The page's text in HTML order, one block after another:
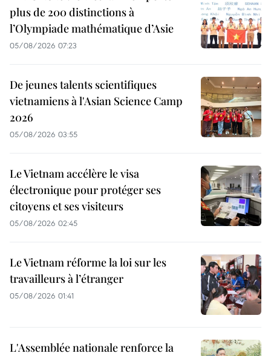
plus de 200 distinctions à
l’Olympiade mathématique d’Asie
05/08/2026 07:23
De jeunes talents scientifiques
vietnamiens à l'Asian Science Camp
2026
05/08/2026 03:55
Le Vietnam accélère le visa
électronique pour protéger ses
citoyens et ses visiteurs
05/08/2026 02:45
Le Vietnam réforme la loi sur les
travailleurs à l’étranger
05/08/2026 01:41
L'Assemblée nationale renforce la